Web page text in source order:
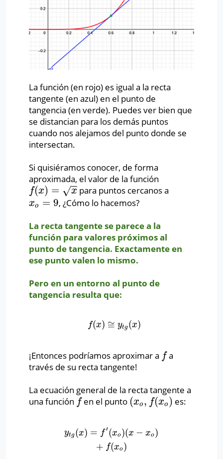
La función (en rojo) es igual a la recta
tangente (en azul) en el punto de
tangencia (en verde). Puedes ver bien que
se distancian para los demás puntos
cuando nos alejamos del punto donde se
intersectan.
Si quisiéramos conocer, de forma
aproximada, el valor de la función
f(x) = x
√
f(x)=x para puntos cercanos a
xo = 9
xo =9
, ¿Cómo lo hacemos?
La recta tangente se parece a la
función para valores próximos al
punto de tangencia. Exactamente en
ese punto valen lo mismo.
Pero en un entorno al punto de
tangencia resulta que:
f(x) ≅ ytg(x)
f(x)≅y g(x)
¡Entonces podríamos aproximar a f
f a
través de su recta tangente!
La ecuación general de la recta tangente a
una función f
f en el punto (xo , f(xo )
(xo,f xo) es:
ytg (x) = f′(xo)(x − xo)
+ f(xo)
ytg(x =f xo)(x−xo)+ f(x o)